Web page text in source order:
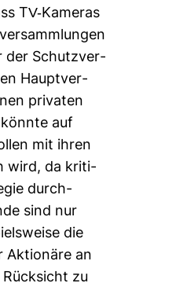
TV-​Kameras
der Schutz­ver­
Haupt­ver­
pri­vaten
auf
mit ihren
wird, da kri­ti­
durch­
sind nur
die
Aktio­näre an
zu